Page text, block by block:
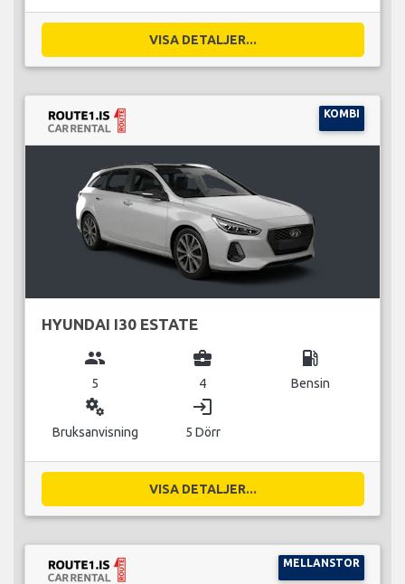
VISA DETALJER...
KOMBI
HYUNDAI I30 ESTATE
group
5
business_center
4
local_gas_station
Bensin
miscellaneous_services
Bruksanvisning
login
5 Dörr
VISA DETALJER...
MELLANSTOR